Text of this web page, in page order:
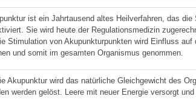
ist ein Jahrtausend altes Heilverfahren, das
Sie wird heute der Regulationsmedizin
Stimulation von Akupunkturpunkten wird Einfluss
und somit im gesamten Organismus genommen.
Akupunktur wird das natürliche Gleichgewicht des
werden gelöst. Leere mit neuer Energie versorgt